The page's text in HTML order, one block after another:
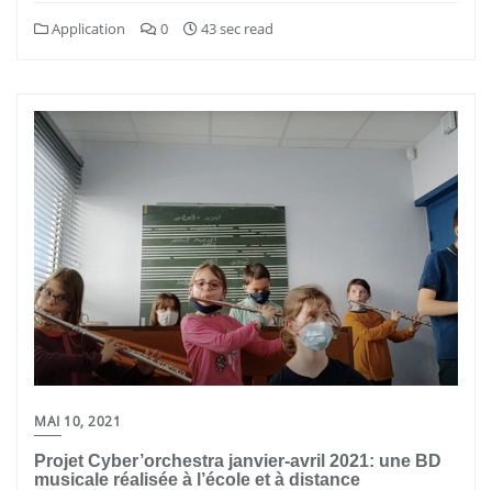
Application 0 43 sec read
MAI 10, 2021
Projet Cyber’orchestra janvier-avril 2021: une BD
musicale réalisée à l’école et à distance